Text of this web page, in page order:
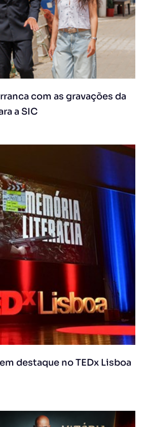
com as gravações da
a SIC
destaque no TEDx Lisboa